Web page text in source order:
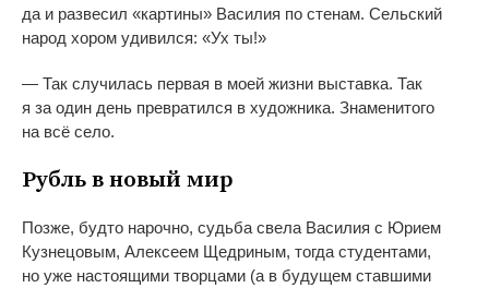
да и развесил «картины» Василия по стенам. Сельский
народ хором удивился: «Ух ты!»
— Так случилась первая в моей жизни выставка. Так
я за один день превратился в художника. Знаменитого
на всё село.
Рубль вновый мир
Позже, будто нарочно, судьба свела Василия с Юрием
Кузнецовым, Алексеем Щедриным, тогда студентами,
но уже настоящими творцами (а в будущем ставшими